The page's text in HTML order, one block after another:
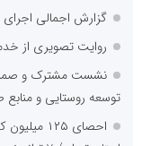
گزارش اجمالی اجرای طرح ملی
روایت تصویری از
نشست مشترک و
توسعه روستایی و منابع
احصای